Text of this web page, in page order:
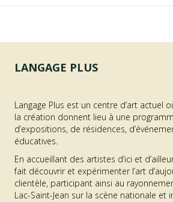
LANGAGE PLUS
Langage Plus est un centre d’art actuel
la création donnent lieu à une
d’expositions, de résidences,
éducatives.
En accueillant des artistes d’ici et
fait découvrir et expérimenter l’art
clientèle, participant ainsi au
Lac-Saint-Jean sur la scène nationale et